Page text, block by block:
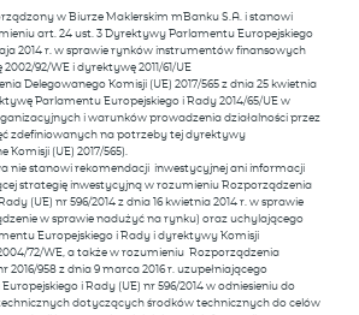
w Biurze Maklerskim mBanku S.A. i stanowi
art. 24 ust. 3 Dyrektywy Parlamentu Europejskiego
2014 r. w sprawie rynków instrumentów finansowych
92/WE i dyrektywę 2011/61/UE
Delegowanego Komisji (UE) 2017/565 z dnia 25 kwietnia
Parlamentu Europejskiego i Rady 2014/65/UE w
i warunków prowadzenia działalności przez
zdefiniowanych na potrzeby tej dyrektywy
Komisji (UE) 2017/565).
nie stanowi rekomendacji inwestycyjnej ani informacji
strategię inwestycyjną w rozumieniu Rozporządzenia
(UE) nr 596/2014 z dnia 16 kwietnia 2014 r. w sprawie
w sprawie nadużyć na rynku) oraz uchylającego
Europejskiego i Rady i dyrektywy Komisji
2004/72/WE, a także w rozumieniu Rozporządzenia
2016/958 z dnia 9 marca 2016 r. uzupełniającego
i Rady (UE) nr 596/2014 w odniesieniu do
dotyczących środków technicznych do celów